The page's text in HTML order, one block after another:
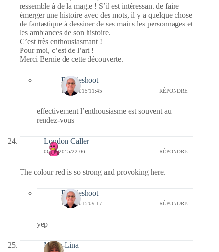
ressemble à de la magie ! S’il est intéressant de faire
émerger une histoire avec des mots, il y a quelque chose
de fantastique à dessiner de ses mains les personnages et
les ambiances de son histoire.
C’est très enthousiasmant !
Pour moi, c’est de l’art !
Merci Bernie de cette découverte.
Bernieshoot
14/04/2015/11:45 RÉPONDRE
effectivement l’enthousiasme est souvent au
rendez-vous
London Caller
06/04/2015/22:06 RÉPONDRE
The colour red is so strong and provoking here.
Bernieshoot
14/04/2015/09:17 RÉPONDRE
yep
Maria-Lina